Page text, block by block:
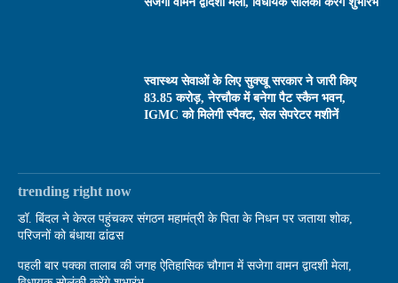
स्वास्थ्य सेवाओं के लिए सुक्खू सरकार ने जारी किए
83.85 करोड़, नेरचौक में बनेगा पैट स्कैन भवन,
IGMC को मिलेगी स्पैक्ट, सेल सेपरेटर मशीनें
trending right now
डॉ. बिंदल ने केरल पहुंचकर संगठन महामंत्री के पिता के निधन पर जताया शोक,
परिजनों को बंधाया ढांढस
पहली बार पक्का तालाब की जगह ऐतिहासिक चौगान में सजेगा वामन द्वादशी मेला,